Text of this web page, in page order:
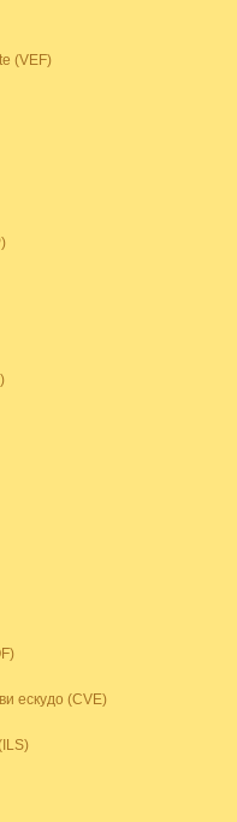
(VEF)
ескудо (CVE)